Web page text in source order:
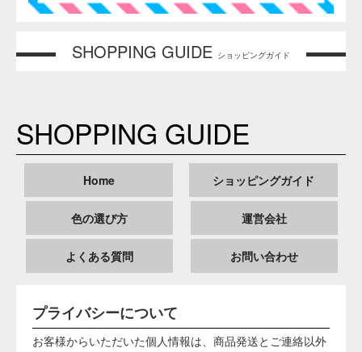
これらの内容を実行した結果、いかなる損害が発生しても弊
そめそめキットPro 内容物 成分詳細
ラ防止液【アニオン・ノニオン活性剤配合品】 ／ ソーピン
グ液【有機カルボン酸塩】
本商品の使用上の注意
弊社販売の染料は、繊維物質への染色用途専用で
す。人体や食品には決して使用しないでください。
ご使用の際も体内に入らないよう注意し、使用後は
十分に手を洗ってください。
に告げ、手当てを受けてください。
口に入ったら口をゆすいでください。
直射日光や火気を避け、お子様の手に届かないとこ